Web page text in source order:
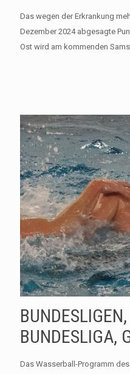
Das wegen der Erkrankung
Dezember 2024 abgesagte
Ost wird am kommenden
BUNDESLIGA,
Das Wasserball-Programm